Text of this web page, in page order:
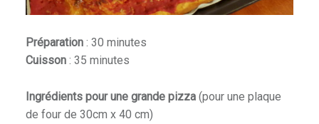
Préparation: 30 minutes
Cuisson: 35 minutes
Ingrédients pour une grande pizza(pour une plaque
de four de 30cm x 40 cm)